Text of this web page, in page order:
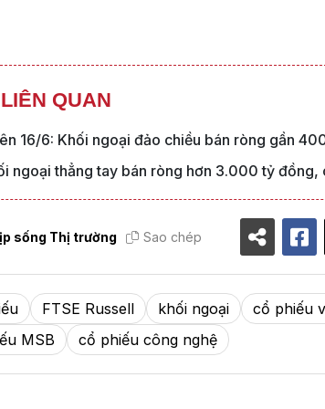
QUAN
16/6: Khối ngoại đảo chiều bán ròng gần
ngoại thẳng tay bán ròng hơn 3.000 tỷ đồng,
sống Thị trường Sao chép
FTSE Russell khối ngoại cổ phiếu
MSB
cổ phiếu công nghệ